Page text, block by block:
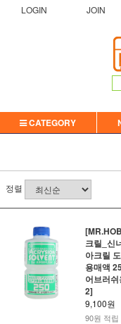
LOGIN JOIN
CATEGORY
정렬
크릴_신
아크릴
용매액
어브러
2]
9,100원
90원 적립